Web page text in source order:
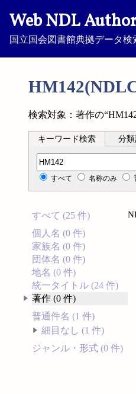
Web NDL
国立国会図書館典拠データ検
検索対象：著作の
キーワード検索 分
分類記号検索
すべて 名称のみ
すべて (25 件)
個人名 (0 件)
家族名 (0 件)
団体名 (0 件)
地名 (0 件)
統一タイトル (24 件)
著作 (0 件)
普通件名 (1 件)
細目なし (1 件)
ジャンル・形式 (0 件)